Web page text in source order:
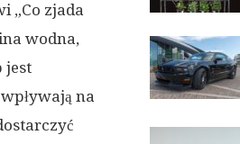
„Co zjada
wodna,
jest
na